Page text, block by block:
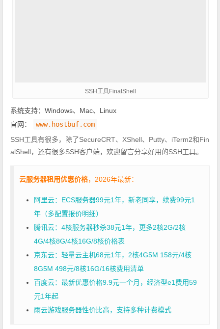
SSH工具FinalShell
系统支持：Windows、Mac、Linux
官网：
www.hostbuf.com
SSH工具有很多，除了SecureCRT、XShell、Putty、iTerm2和Fin
alShell，还有很多SSH客户端，欢迎留言分享好用的SSH工具。
云服务器租用优惠价格，2026年最新：
阿里云：ECS服务器99元1年，新老同享，续费99元1
年（多配置报价明细）
腾讯云：4核服务器秒杀38元1年，更多2核2G/2核
4G/4核8G/4核16G/8核价格表
京东云：轻量云主机68元1年，2核4G5M 158元/4核
8G5M 498元/8核16G/16核费用清单
百度云：最新优惠价格9.9元一个月，经济型e1费用59
元1年起
雨云游戏服务器性价比高，支持多种计费模式